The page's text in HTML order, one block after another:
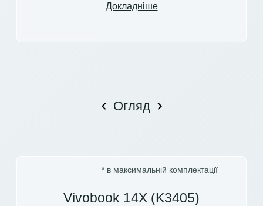
Докладніше
Огляд
* в максимальній комплектації
Vivobook 14X (K3405)